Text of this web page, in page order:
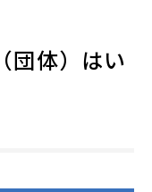
団体）はい